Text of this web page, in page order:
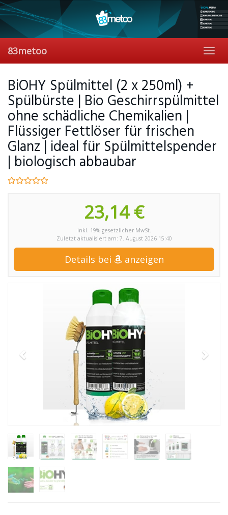
Skip
to
content
83metoo
BiOHY Spülmittel (2 x 250ml) +
Spülbürste | Bio Geschirrspülmittel
ohne schädliche Chemikalien |
Flüssiger Fettlöser für frischen
Glanz | ideal für Spülmittelspender
| biologisch abbaubar
23,14 €
inkl. 19% gesetzlicher MwSt.
Zuletzt aktualisiert am: 7. August 2026 15:40
Details bei anzeigen